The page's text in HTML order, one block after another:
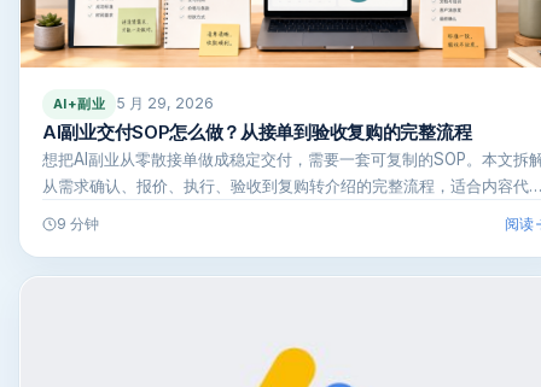
AI+副业 5 月 29, 2026
AI副业交付SOP怎么做？从接单到验收复购的完整流程
想把AI副业从零散接单做成稳定交付，需要一套可复制的SOP。本文拆
从需求确认、报价、执行、验收到复购转介绍的完整流程，适合内容代…
9 分钟 阅读